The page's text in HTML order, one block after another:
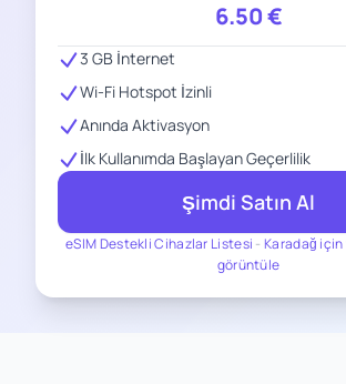
6.50€
eSIM Destekli Cihazlar Listesi -Karadağ
görüntüle
3 GB İnternet
Wi-Fi Hotspot İzinli
Anında Aktivasyon
İlk Kullanımda Başlayan Geçerlilik
Şimdi Satın Al